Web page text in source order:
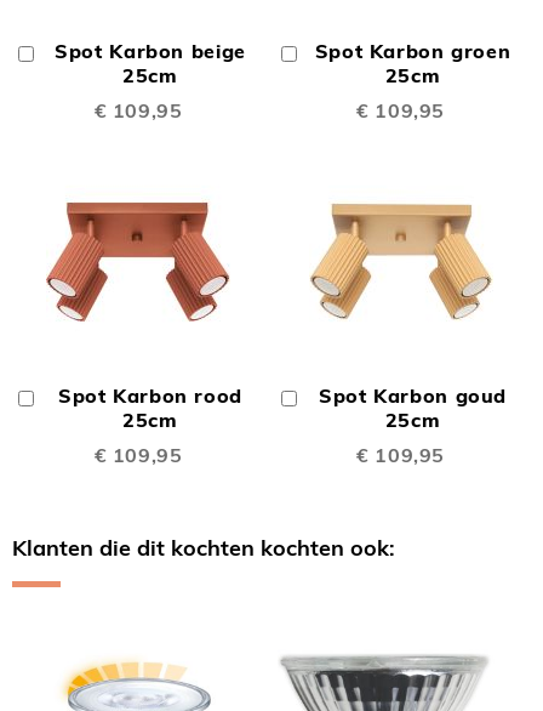
Spot Karbon beige
25cm
€ 109,95
In
Winkelwagen
Spot Karbon groen
25cm
€ 109,95
In
Winkelwagen
Spot Karbon rood
25cm
€ 109,95
Winkelwagen
Spot Karbon goud
25cm
€ 109,95
Winkelwagen
Klanten die dit kochten kochten ook: